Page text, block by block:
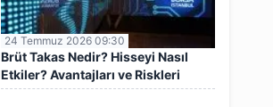
24 Temmuz 2026 09:30
Brüt Takas Nedir? Hisseyi Nasıl
Etkiler? Avantajları ve Riskleri